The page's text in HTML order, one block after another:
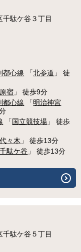
千駄ケ谷３丁目
都心線 「北参道 」 徒
原宿 」 徒歩9分
都心線 「明治神宮
「 国立競技場 」 徒歩
代々木 」 徒歩13分
千駄ケ谷 」 徒歩13分
千駄ケ谷５丁目